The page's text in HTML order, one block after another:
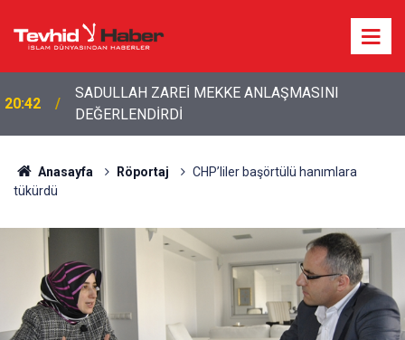
20:20 Bakan Fidan'dan son dakika açıklamalar!
Anasayfa Röportaj
CHP’liler başörtülü hanımlara
tükürdü